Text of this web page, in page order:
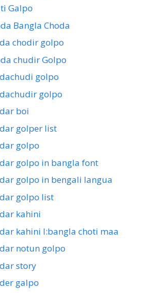
Galpo
Bangla Choda
chodir golpo
chudir Golpo
golpo
golpo
boi
golper list
golpo
golpo in bangla font
golpo in bengali langua
golpo list
kahini
kahini l:bangla choti maa
notun golpo
story
galpo